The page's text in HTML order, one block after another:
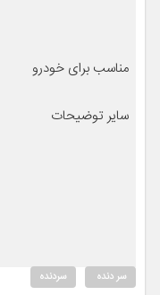
مناسب برای خودرو
سایر توضیحات
سر دنده سردنده